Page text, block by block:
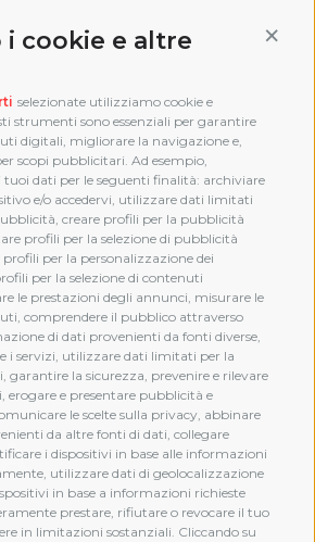
i cookie e altre
selezionate utilizziamo cookie e
strumenti sono essenziali per garantire
digitali, migliorare la navigazione e,
scopi pubblicitari. Ad esempio,
dati per le seguenti finalità: archiviare
e/o accedervi, utilizzare dati limitati
creare profili per la pubblicità
profili per la selezione di pubblicità
per la personalizzazione dei
per la selezione di contenuti
le prestazioni degli annunci, misurare le
comprendere il pubblico attraverso
di dati provenienti da fonti diverse,
i servizi, utilizzare dati limitati per la
garantire la sicurezza, prevenire e rilevare
erogare e presentare pubblicità e
le scelte sulla privacy, abbinare
da altre fonti di dati, collegare
i dispositivi in base alle informazioni
utilizzare dati di geolocalizzazione
in base a informazioni richieste
prestare, rifiutare o revocare il tuo
in limitazioni sostanziali. Cliccando su